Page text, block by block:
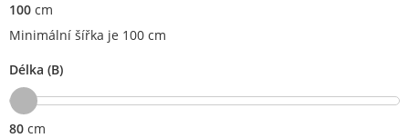
100 cm
Minimální šířka je 100 cm
Délka (B)
80 cm